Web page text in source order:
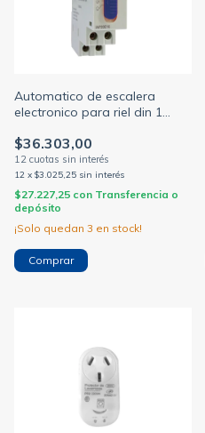
Automatico de escalera
electronico para riel din 1
((BAW))
$36.303,00
12 x $3.025,25 sin interés
$27.227,25 con Transferencia o
depósito
¡Solo quedan 3 en stock!